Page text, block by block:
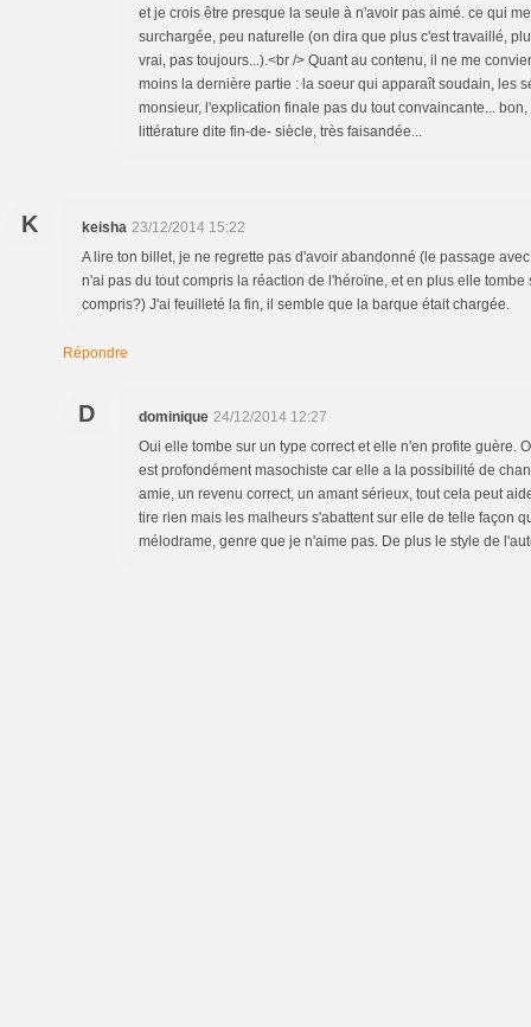
et je crois être presque la seule à n'avoir pas aimé. ce qui
surchargée, peu naturelle (on dira que plus c'est travaillé,
vrai, pas toujours...).<br /> Quant au contenu, il ne me
moins la dernière partie : la soeur qui apparaît soudain, les
monsieur, l'explication finale pas du tout convaincante...
littérature dite fin-de- siècle, très faisandée...
K keisha 23/12/2014 15:22
A lire ton billet, je ne regrette pas d'avoir abandonné (le passage
n'ai pas du tout compris la réaction de l'héroïne, et en plus elle tombe
compris?) J'ai feuilleté la fin, il semble que la barque était chargée.
Répondre
D dominique 24/12/2014 12:27
Oui elle tombe sur un type correct et elle n'en profite guère.
est profondément masochiste car elle a la possibilité de
amie, un revenu correct, un amant sérieux, tout cela peut
tire rien mais les malheurs s'abattent sur elle de telle façon
mélodrame, genre que je n'aime pas. De plus le style de